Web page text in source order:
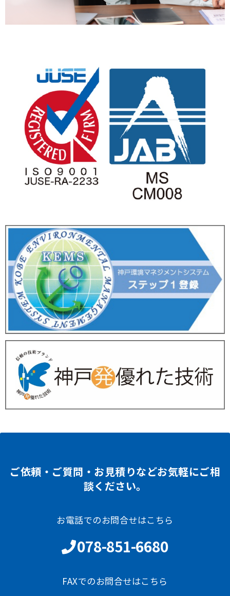
ご依頼・ご質問・お見積りなどお気軽にご相
談ください。
お電話でのお問合せはこちら
078-851-6680
FAXでのお問合せはこちら